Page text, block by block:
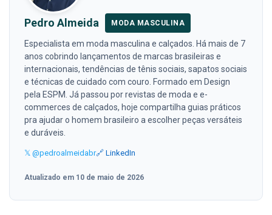
Pedro Almeida MODA MASCULINA
Especialista em moda masculina e calçados. Há mais de 7
anos cobrindo lançamentos de marcas brasileiras e
internacionais, tendências de tênis sociais, sapatos sociais
e técnicas de cuidado com couro. Formado em Design
pela ESPM. Já passou por revistas de moda e e-
commerces de calçados, hoje compartilha guias práticos
pra ajudar o homem brasileiro a escolher peças versáteis
e duráveis.
𝕏 @pedroalmeidabr🔗 LinkedIn
Atualizado em 10 de maio de 2026